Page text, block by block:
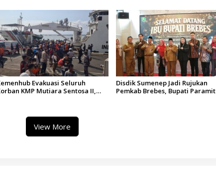
Evakuasi Seluruh
KMP Mutiara Sentosa II,
Disdik Sumenep Jadi Rujukan
Pemkab Brebes, Bupati
View More